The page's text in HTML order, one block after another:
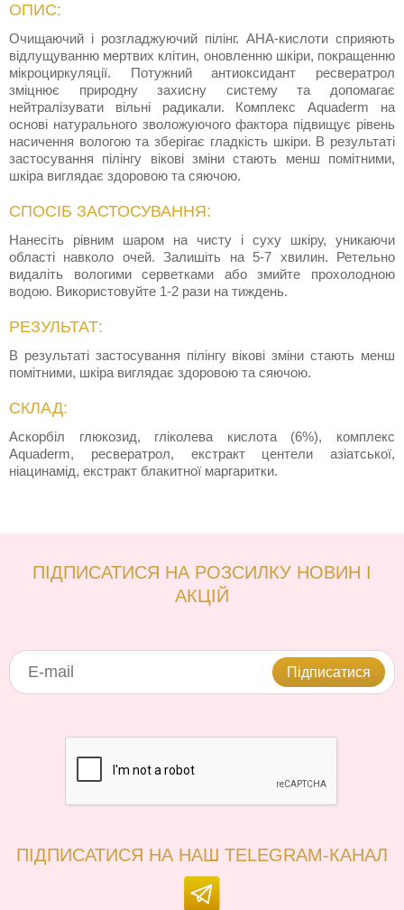
ОПИС:
Очищаючий і розгладжуючий пілінг. AHA-кислоти сприяють
відлущуванню мертвих клітин, оновленню шкіри, покращенню
мікроциркуляції. Потужний антиоксидант ресвератрол
зміцнює природну захисну систему та допомагає
нейтралізувати вільні радикали. Комплекс Aquaderm на
основі натурального зволожуючого фактора підвищує рівень
насичення вологою та зберігає гладкість шкіри. В результаті
застосування пілінгу вікові зміни стають менш помітними,
шкіра виглядає здоровою та сяючою.
СПОСІБ ЗАСТОСУВАННЯ:
Нанесіть рівним шаром на чисту і суху шкіру, уникаючи
області навколо очей. Залишіть на 5-7 хвилин. Ретельно
видаліть вологими серветками або змийте прохолодною
водою. Використовуйте 1-2 рази на тиждень.
РЕЗУЛЬТАТ:
В результаті застосування пілінгу вікові зміни стають менш
помітними, шкіра виглядає здоровою та сяючою.
СКЛАД:
Аскорбіл глюкозид, гліколева кислота (6%), комплекс
Aquaderm, ресвератрол, екстракт центели азіатської,
ніацинамід, екстракт блакитної маргаритки.
ПІДПИСАТИСЯ НА РОЗСИЛКУ НОВИН І
АКЦІЙ
Підписатися
ПІДПИСАТИСЯ НА НАШ TELEGRAM-КАНАЛ